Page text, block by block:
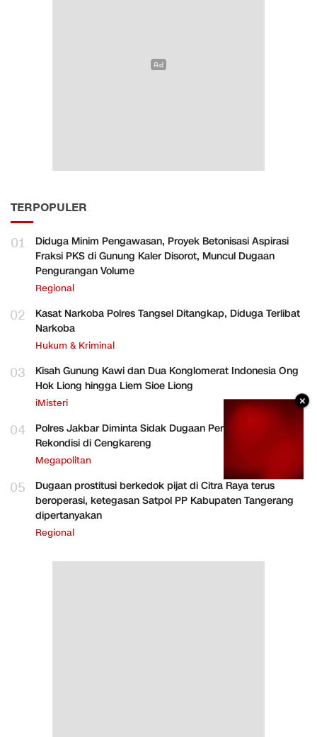
TERPOPULER
01
Diduga Minim Pengawasan, Proyek Betonisasi Aspirasi
Fraksi PKS di Gunung Kaler Disorot, Muncul Dugaan
Pengurangan Volume
Regional
02
Kasat Narkoba Polres Tangsel Ditangkap, Diduga Terlibat
Narkoba
Hukum & Kriminal
03
Kisah Gunung Kawi dan Dua Konglomerat Indonesia Ong
Hok Liong hingga Liem Sioe Liong
iMisteri
04
Polres Jakbar Diminta Sidak Dugaan Perakitan HP
Rekondisi di Cengkareng
Megapolitan
05
Dugaan prostitusi berkedok pijat di Citra Raya terus
beroperasi, ketegasan Satpol PP Kabupaten Tangerang
dipertanyakan
Regional
×